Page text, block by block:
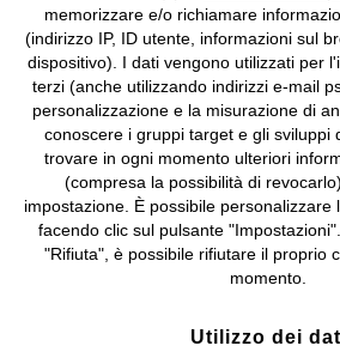
Condizioni di vendita
Informativa privacy e cookie
Informazioni legali Diritto
©2026 bonprix. Tutti i
bonprix S.r.l. con socio unico, sede
Valdengo (BI) C.F. 01510910027 - P.I.
Biella n. 01510910027, R.E.A. BI -
IT09060P00000858, N. Reg. AEE:
mbH.
memorizzare e/o richiamare
(indirizzo IP, ID utente, informazioni sul
dispositivo). I dati vengono utilizzati per
terzi (anche utilizzando indirizzi e-mail
personalizzazione e la misurazione di
conoscere i gruppi target e gli sviluppi
trovare in ogni momento ulteriori
(compresa la possibilità di
impostazione. È possibile personalizzare
facendo clic sul pulsante
"Rifiuta", è possibile rifiutare il proprio
momento.
Utilizzo dei